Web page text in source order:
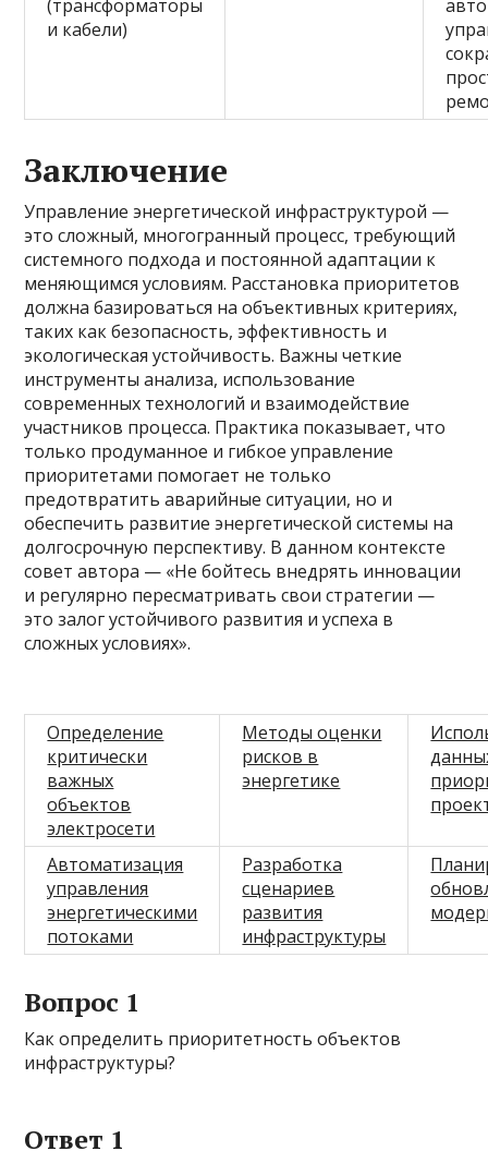
(трансформаторы
и кабели)
Заключение
Управление энергетической инфраструктурой —
это сложный, многогранный процесс, требующий
системного подхода и постоянной адаптации к
меняющимся условиям. Расстановка приоритетов
должна базироваться на объективных критериях,
таких как безопасность, эффективность и
экологическая устойчивость. Важны четкие
инструменты анализа, использование
современных технологий и взаимодействие
участников процесса. Практика показывает, что
только продуманное и гибкое управление
приоритетами помогает не только
предотвратить аварийные ситуации, но и
обеспечить развитие энергетической системы на
долгосрочную перспективу. В данном контексте
совет автора — «Не бойтесь внедрять инновации
и регулярно пересматривать свои стратегии —
это залог устойчивого развития и успеха в
сложных условиях».
Определение
критически
важных
объектов
электросети
Методы оценки
рисков в
энергетике
Автоматизация
управления
энергетическими
потоками
Разработка
сценариев
развития
инфраструктуры
Вопрос 1
Как определить приоритетность объектов
инфраструктуры?
Ответ 1